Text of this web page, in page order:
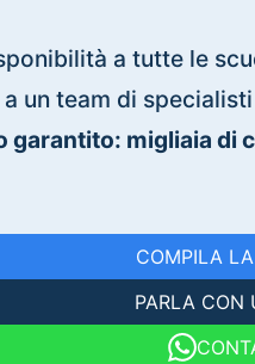
a tutte le
un team di
garantito: migliaia di
COMPILA
PARLA CON